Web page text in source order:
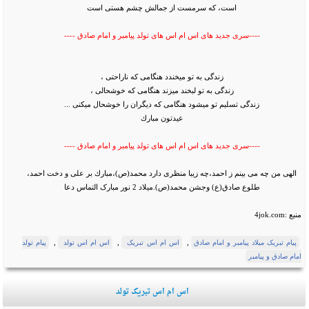
است، که سرمست از جمالش چشم هستی است
----سری جدید های اس ام اس های تولد پیامبر و امام صادق ----
زندگی به تو میخندد هنگامی که ناراحتی ،
زندگی به تو لبخند میزند هنگامی که خوشحالی ،
زندگی تسلیم تو میشود هنگامی که دیگران را خوشحال میکنی ...
عيدتون مبارك
----سری جدید های اس ام اس های تولد پیامبر و امام صادق ----
الهی من چه می بينم ز احمد، چه زيبا منظری دارد محمد(ص)، مبارك بر علی و دخت احمد،
طلوع صادق(ع) وجشن محمد(ص). میلاد 2 نور مبارک التماس دعا
منبع :4jok.com
پیام تبریک میلاد پیامبر و امام صادق اس ام اس تبریک اس ام اس تولد
پیام تولد
امام صادق و پیامبر
اس ام اس تبریک تولد